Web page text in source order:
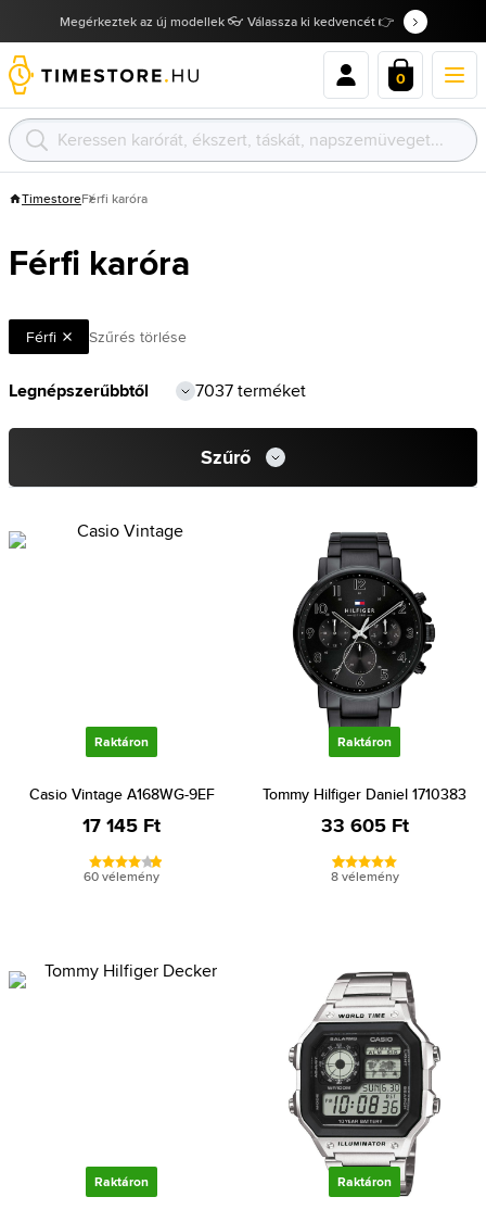
Megérkeztek az új modellek 👓 Válassza ki kedvencét 👉
0
TimestoreFérfi karóra
Férfi karóra
Férfi Szűrés törlése
7037 terméket
Szűrő
Raktáron
Casio Vintage A168WG-9EF
17 145 Ft
60 vélemény
Raktáron
Tommy Hilfiger Daniel 1710383
33 605 Ft
8 vélemény
Raktáron Raktáron